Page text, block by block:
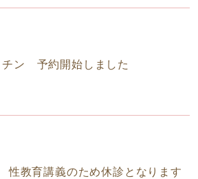
チン 予約開始しました
教育講義のため休診となります